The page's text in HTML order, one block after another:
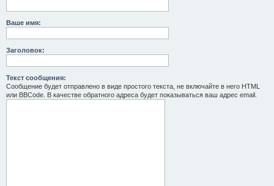
Ваше имя:
Заголовок:
Текст сообщения:
Сообщение будет отправлено в виде простого текста, не включайте в него HTML
или BBCode. В качестве обратного адреса будет показываться ваш адрес email.